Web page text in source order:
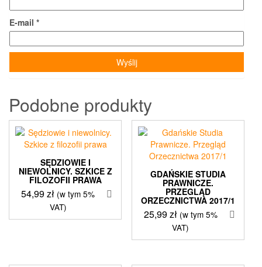
E-mail *
Podobne produkty
SĘDZIOWIE I
NIEWOLNICY. SZKICE Z
FILOZOFII PRAWA
54,99zł (w tym 5%
VAT)
GDAŃSKIE STUDIA
PRAWNICZE.
PRZEGLĄD
ORZECZNICTWA 2017/1
25,99zł (w tym 5%
VAT)